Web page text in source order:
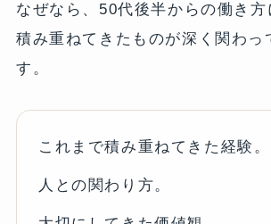
なぜなら、50代後半からの働き
積み重ねてきたものが深く関わっ
す。
これまで積み重ねてきた経験。
人との関わり方。